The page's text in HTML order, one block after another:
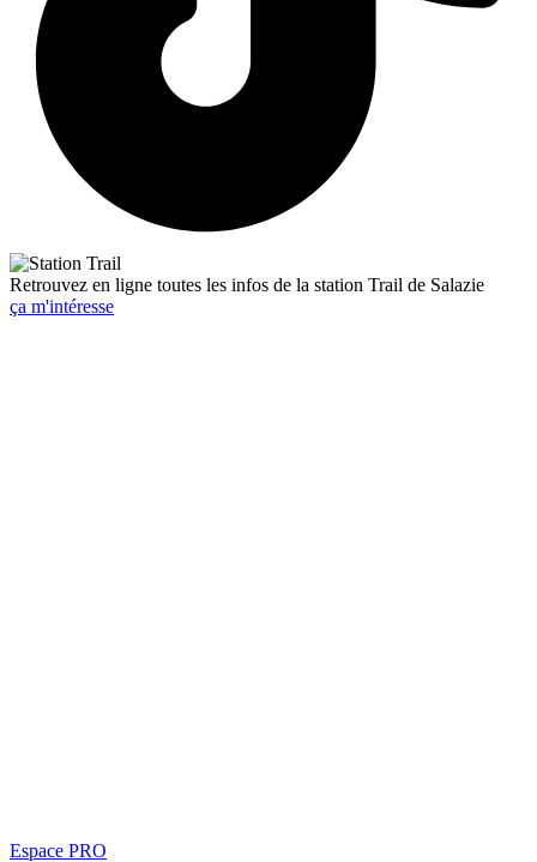
Retrouvez en ligne toutes les infos de la station Trail de Salazie
ça m'intéresse
Espace PRO